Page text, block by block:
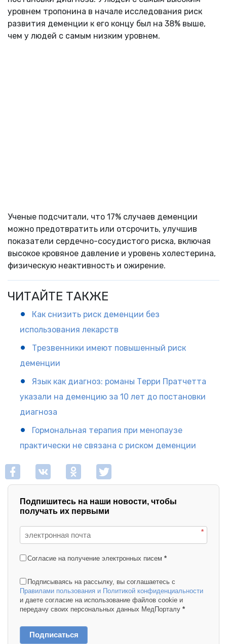
уровнем тропонина в начале исследования риск
развития деменции к его концу был на 38% выше,
чем у людей с самым низким уровнем.
Ученые подсчитали, что 17% случаев деменции
можно предотвратить или отсрочить, улучшив
показатели сердечно-сосудистого риска, включая
высокое кровяное давление и уровень холестерина,
физическую неактивность и ожирение.
ЧИТАЙТЕ ТАКЖЕ
Как снизить риск деменции без
использования лекарств
Трезвенники имеют повышенный риск
деменции
Язык как диагноз: романы Терри Пратчетта
указали на деменцию за 10 лет до постановки
диагноза
Гормональная терапия при менопаузе
практически не связана с риском деменции
Подпишитесь на наши новости, чтобы
получать их первыми
*
Согласие на получение электронных писем *
Подписываясь на рассылку, вы соглашаетесь с
Правилами пользования и Политикой конфиденциальности
и даете согласие на использование файлов cookie и
передачу своих персональных данных МедПорталу *
Подписаться